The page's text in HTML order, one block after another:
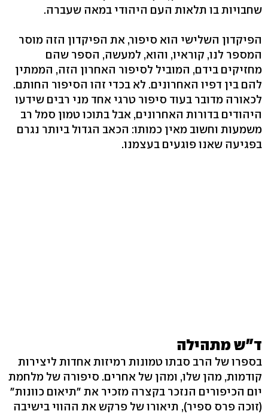
שחבויות בו תלאות העם היהודי במאה שעברה.
הפיקדון השלישי הוא סיפור, את הפיקדון הזה מוסר
המספר לנו, קוראיו, והוא, למעשה, הספר שהם
מחזיקים בידם, המוביל לסיפור האחרון הזה, הממתין
להם בין דפיו האחרונים. לא בכדי זהו הסיפור החותם.
לכאורה מדובר בעוד סיפור טרגי אחד מני רבים שידעו
היהודים בדורות האחרונים, אבל בתוכו טמון סמל רב
משמעות וחשוב מאין כמותו: הכאב הגדול ביותר נגרם
בפגיעה שאנו פוגעים בעצמנו.
ד"ש מתהילה
בספרו של הרב סבתו טמונות רמיזות אחדות ליצירות
קודמות, מהן שלו, ומהן של אחרים. סיפורה של מלחמת
יום הכיפורים הנזכר בקצרה מזכיר את "תיאום כוונות"
(זוכה פרס ספיר), תיאורו של פרקש את ההווי בישיבה